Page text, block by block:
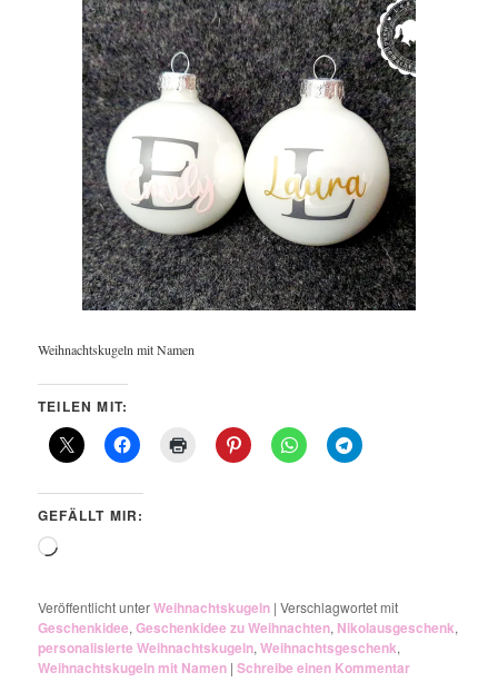
Weihnachtskugeln mit Namen
TEILEN MIT:
GEFÄLLT MIR:
Wird
Veröffentlicht unterWeihnachtskugeln |Verschlagwortet mit
Geschenkidee,Geschenkidee zu Weihnachten, Nikolausgeschenk,
personalisierte Weihnachtskugeln,Weihnachtsgeschenk,
Weihnachtskugeln mit Namen |Schreibe einen Kommentar